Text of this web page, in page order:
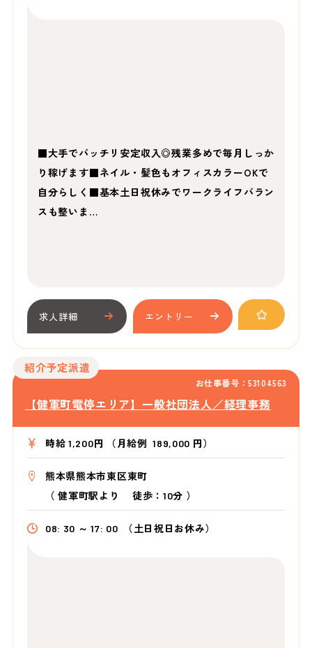
■大手でバッチリ安定収入◎残業多めで毎月しっか
り稼げます■ネイル・髪色もオフィスカラーOKで
自分らしく■基本土日祝休みでワークライフバラン
スも整いま…
求人詳細 エントリー
お仕事番号：53104563
紹介予定派遣
【健軍町電停エリア】一般社団法人／経理事務
時給 1,200円 （月給例 189,000 円）
熊本県熊本市東区東町
（健軍町駅より 徒歩：10分 ）
08: 30 ～ 17: 00 （土日祝日お休み）